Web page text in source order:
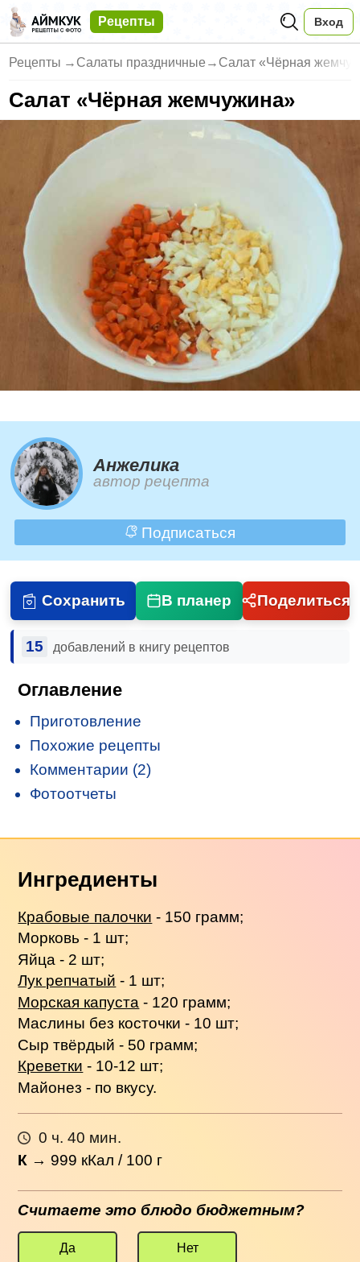
Рецепты Вход
Рецепты → Салаты праздничные → Салат «Чёрная
Салат «Чёрная жемчужина»
Анжелика
автор рецепта
Подписаться
Сохранить В планер Поделиться
15 добавлений в книгу рецептов
Оглавление
Приготовление
Похожие рецепты
Комментарии (2)
Фотоотчеты
Ингредиенты
Крабовые палочки - 150 грамм;
Морковь - 1 шт;
Яйца - 2 шт;
Лук репчатый - 1 шт;
Морская капуста - 120 грамм;
Маслины без косточки - 10 шт;
Сыр твёрдый - 50 грамм;
Креветки - 10-12 шт;
Майонез - по вкусу.
0 ч. 40 мин.
К → 999 кКал / 100 г
Считаете это блюдо бюджетным?
Да Нет